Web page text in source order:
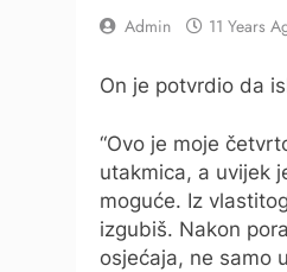
Admin 11 Years
On je potvrdio da
“Ovo je moje
utakmica, a uvijek
moguće. Iz
izgubiš. Nakon
osjećaja, ne samo